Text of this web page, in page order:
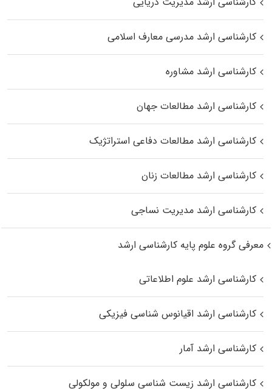
کارشناسی ارشد مدرسی معارف اسلامی
کارشناسی ارشد مشاوره
کارشناسی ارشد مطالعات جهان
کارشناسی ارشد مطالعات دفاعی استراتژیک
کارشناسی ارشد مطالعات زنان
کارشناسی ارشد مدیریت نساجی
معرفی گروه علوم پایه کارشناسی ارشد
کارشناسی ارشد علوم اطلاعاتی
کارشناسی ارشد اقیانوس‌ شناسی فیزیکی
کارشناسی ارشد آمار
کارشناسی ارشد زیست شناسی سلولی و مولکولی